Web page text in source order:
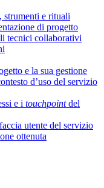
strumenti e rituali
di progetto
tecnici collaborativi
e la sua gestione
d’uso del servizio
e i touchpointdel
utente del servizio
ottenuta